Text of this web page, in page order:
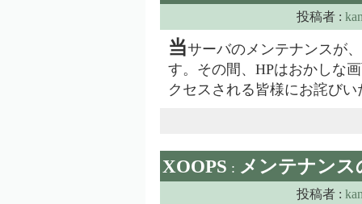
投稿者 :
当サーバのメンテナンスが
す。その間、HPはおかしな
クセスされる皆様にお詫びい
XOOPS : メンテナンス
投稿者 :